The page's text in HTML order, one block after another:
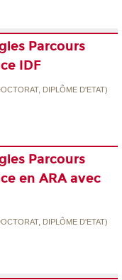
Parcours
IDF
DIPLÔME D'ETAT)
Parcours
en ARA avec
DIPLÔME D'ETAT)